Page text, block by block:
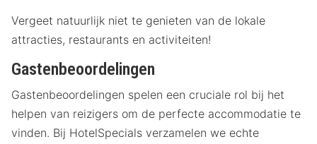
Vergeet natuurlijk niet te genieten van de lokale
attracties, restaurants en activiteiten!
Gastenbeoordelingen
Gastenbeoordelingen spelen een cruciale rol bij het
helpen van reizigers om de perfecte accommodatie te
vinden. Bij HotelSpecials verzamelen we echte